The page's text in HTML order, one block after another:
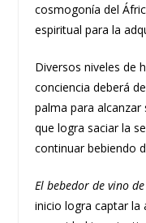
cosmogonía del
espiritual para la
Diversos niveles de
conciencia deberá
palma para
que logra saciar la
continuar bebiendo
El bebedor de vino
inicio logra captar la